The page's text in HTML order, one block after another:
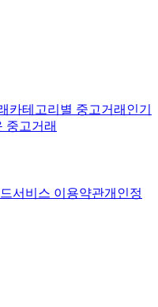
카테고리별 중고거래 인기
중고거래
서비스 이용약관개인정